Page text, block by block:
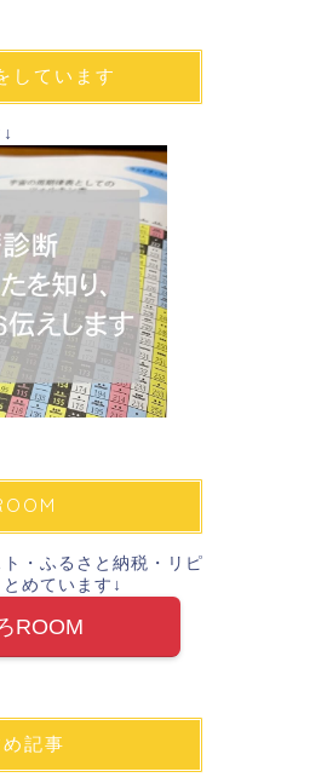
しています
・ふるさと納税・リピ
めています↓
ROOM
記事